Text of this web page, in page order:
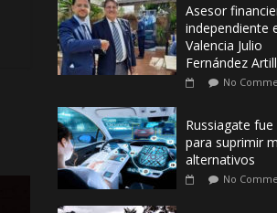
Asesor
independiente
Valencia Julio
Fernández
No
Russiagate
para suprimir
alternativos
No